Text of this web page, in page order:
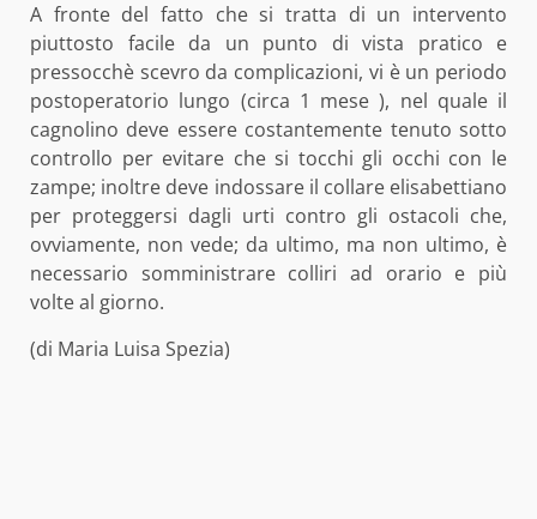
A fronte del fatto che si tratta di un intervento
piuttosto facile da un punto di vista pratico e
pressocchè scevro da complicazioni, vi è un periodo
postoperatorio lungo (circa 1 mese ), nel quale il
cagnolino deve essere costantemente tenuto sotto
controllo per evitare che si tocchi gli occhi con le
zampe; inoltre deve indossare il collare elisabettiano
per proteggersi dagli urti contro gli ostacoli che,
ovviamente, non vede; da ultimo, ma non ultimo, è
necessario somministrare colliri ad orario e più
volte al giorno.
(di Maria Luisa Spezia)